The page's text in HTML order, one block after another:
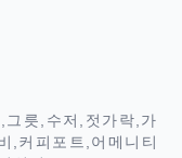
릇,수저,젓가락,가
,커피포트,어메니티